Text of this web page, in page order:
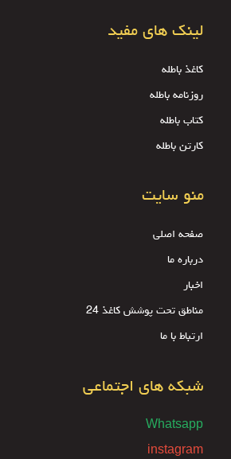
لینک های مفید
کاغذ باطله
روزنامه باطله
کتاب باطله
کارتن باطله
منو سایت
صفحه اصلی
درباره ما
اخبار
مناطق تحت پوشش کاغذ 24
ارتباط با ما
شبکه های اجتماعی
Whatsapp
instagram